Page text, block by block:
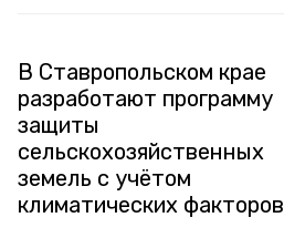
В Ставропольском крае
разработают программу
защиты
сельскохозяйственных
земель с учётом
климатических факторов